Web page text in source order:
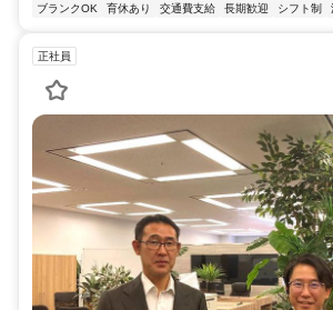
ブランクOK
育休あり 交通費支給 長期歓迎 シフト制
正社員